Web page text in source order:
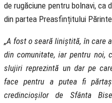
de rugăciune pentru bolnavi, ca
din partea Preasfințitului
„A fost o seară liniștită, în care
din comunitate, iar pentru noi,
slujiri reprezintă un dar pe
face pentru a putea fi
credincioșilor de Sfânta